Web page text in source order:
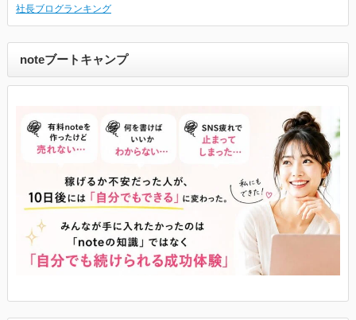
社長ブログランキング
noteブートキャンプ